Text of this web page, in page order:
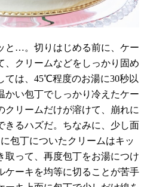
と…。切りはじめる前に、ケー
、クリームなどをしっかり固め
ては、45℃程度のお湯に30秒以
かい包丁でしっかり冷えたケー
クリームだけが溶けて、崩れに
きるハズだ。ちなみに、少し面
包丁についたクリームはキッ
取って、再度包丁をお湯につけ
ーキを均等に切ることが苦手